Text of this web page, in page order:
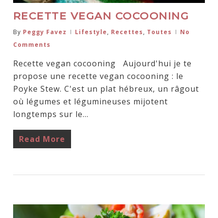
RECETTE VEGAN COCOONING
By Peggy Favez Lifestyle, Recettes, Toutes
No
Comments
Recette vegan cocooning Aujourd'hui je te
propose une recette vegan cocooning : le
Poyke Stew. C'est un plat hébreux, un râgout
où légumes et légumineuses mijotent
longtemps sur le…
Read More